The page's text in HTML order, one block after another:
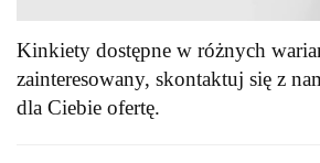
Kinkiety dostępne w różnych
zainteresowany, skontaktuj się z
dla Ciebie ofertę.